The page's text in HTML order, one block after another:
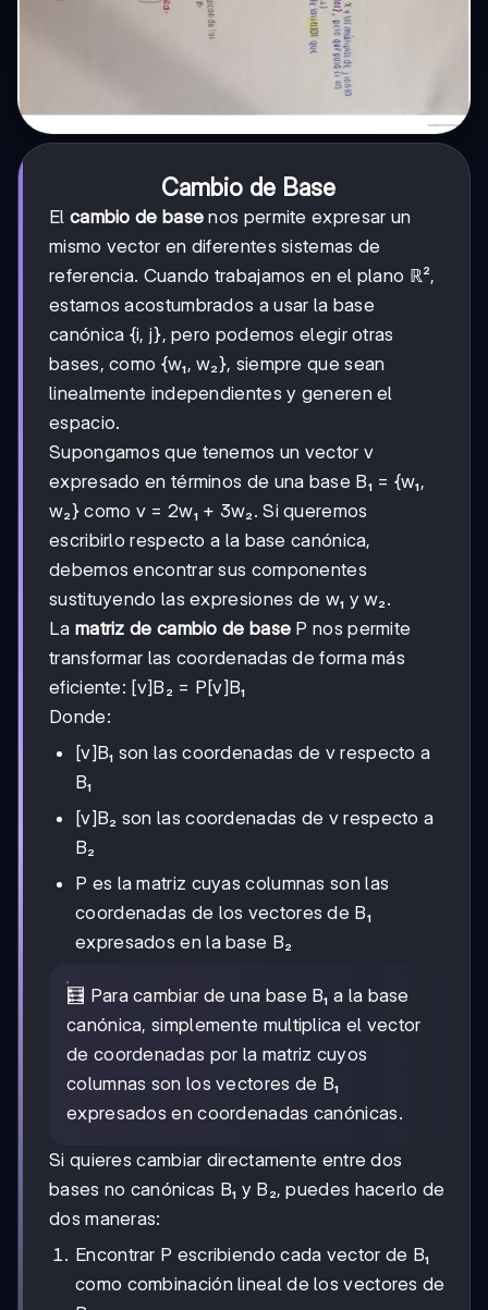
Cambio de Base
El cambio de base nos permite expresar un
mismo vector en diferentes sistemas de
referencia. Cuando trabajamos en el plano ℝ²,
estamos acostumbrados a usar la base
canónica {i, j}, pero podemos elegir otras
bases, como {w₁, w₂}, siempre que sean
linealmente independientes y generen el
espacio.
Supongamos que tenemos un vector v
expresado en términos de una base B₁ = {w₁,
w₂} como v = 2w₁ + 3w₂. Si queremos
escribirlo respecto a la base canónica,
debemos encontrar sus componentes
sustituyendo las expresiones de w₁ y w₂.
La matriz de cambio de base P nos permite
transformar las coordenadas de forma más
eficiente: [v]B₂ = P[v]B₁
Donde:
[v]B₁ son las coordenadas de v respecto a
B₁
[v]B₂ son las coordenadas de v respecto a
B₂
P es la matriz cuyas columnas son las
coordenadas de los vectores de B₁
expresados en la base B₂
🧮 Para cambiar de una base B₁ a la base
canónica, simplemente multiplica el vector
de coordenadas por la matriz cuyos
columnas son los vectores de B₁
expresados en coordenadas canónicas.
Si quieres cambiar directamente entre dos
bases no canónicas B₁ y B₂, puedes hacerlo de
dos maneras:
Encontrar P escribiendo cada vector de B₁
como combinación lineal de los vectores de